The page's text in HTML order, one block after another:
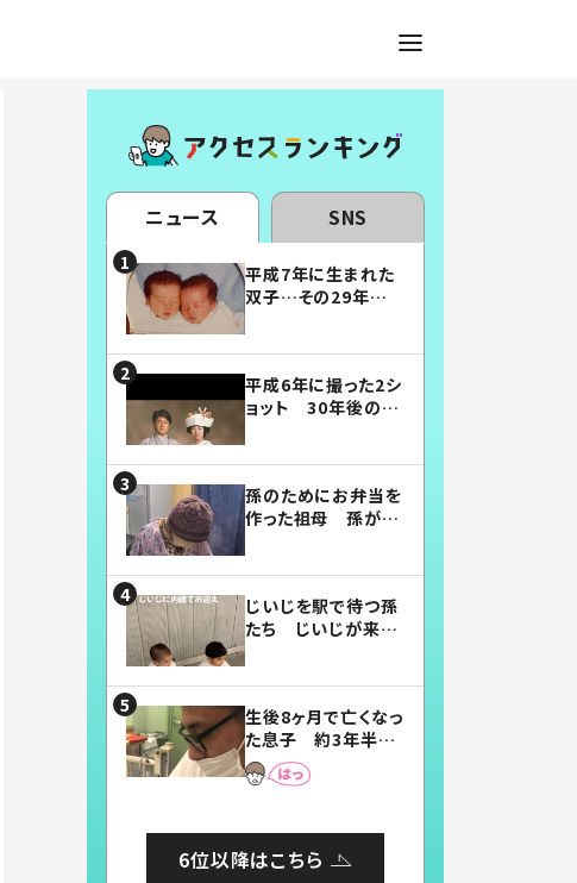
ニュース SNS
平成7年に生まれた
双子…その29年後
平成6年に撮った2シ
ョット 30年後の姿
孫のためにお弁当を
作った祖母 孫が絶
じいじを駅で待つ孫
たち じいじが来た
まらない」「幸せにな
れる」
生後8ヶ月で亡くなっ
た息子 約3年半
後、当時の妻の日記
に書いてあった本音
6位以降はこちら